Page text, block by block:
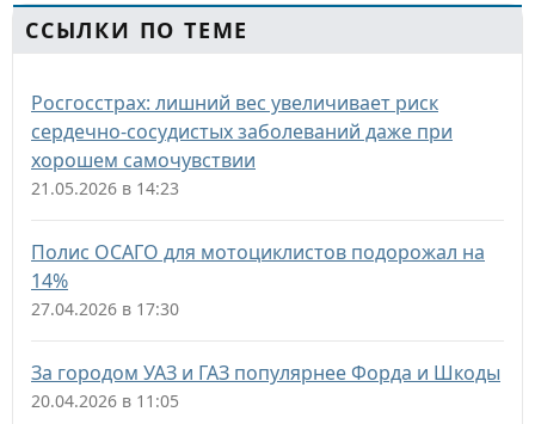
ССЫЛКИ ПО ТЕМЕ
Росгосстрах: лишний вес увеличивает риск
сердечно-сосудистых заболеваний даже при
хорошем самочувствии
21.05.2026 в 14:23
Полис ОСАГО для мотоциклистов подорожал на
14%
27.04.2026 в 17:30
За городом УАЗ и ГАЗ популярнее Форда и Шкоды
20.04.2026 в 11:05